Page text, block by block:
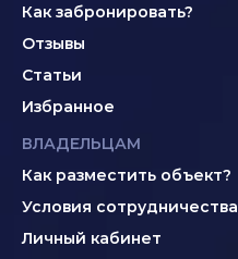
Как забронировать?
Отзывы
Статьи
Избранное
ВЛАДЕЛЬЦАМ
Как разместить объект?
Условия сотрудничества
Личный кабинет